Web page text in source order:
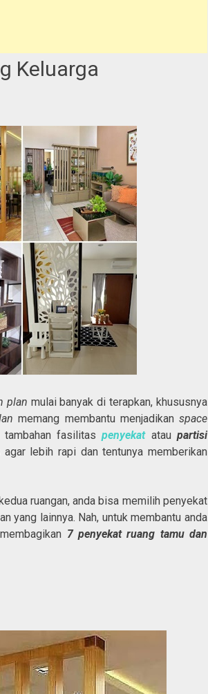
Keluarga
plan mulai banyak di terapkan, khususnya
memang membantu menjadikan space
tambahan fasilitaspenyekat atau partisi
agar lebih rapi dan tentunya memberikan
ruangan, anda bisa memilih penyekat
yang lainnya. Nah, untuk membantu anda
7 penyekat ruang tamu dan